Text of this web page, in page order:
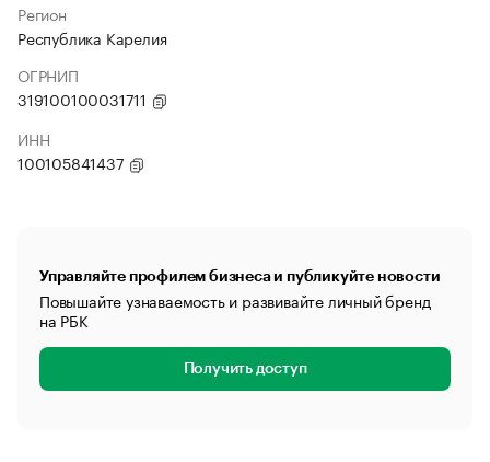
Регион
Республика Карелия
ОГРНИП
319100100031711
ИНН
100105841437
Управляйте профилем бизнеса и публикуйте новости
Повышайте узнаваемость и развивайте личный бренд
на РБК
Получить доступ